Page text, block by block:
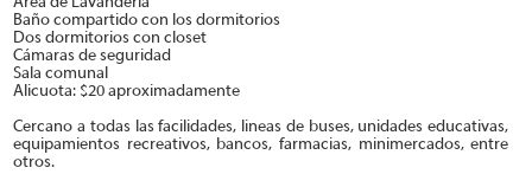
Baño compartido con los dormitorios
Dos dormitorios con closet
Cámaras de seguridad
Sala comunal
Alicuota: $20 aproximadamente
Cercano a todas las facilidades, lineas de buses, unidades educativas,
equipamientos recreativos, bancos, farmacias, minimercados, entre
otros.